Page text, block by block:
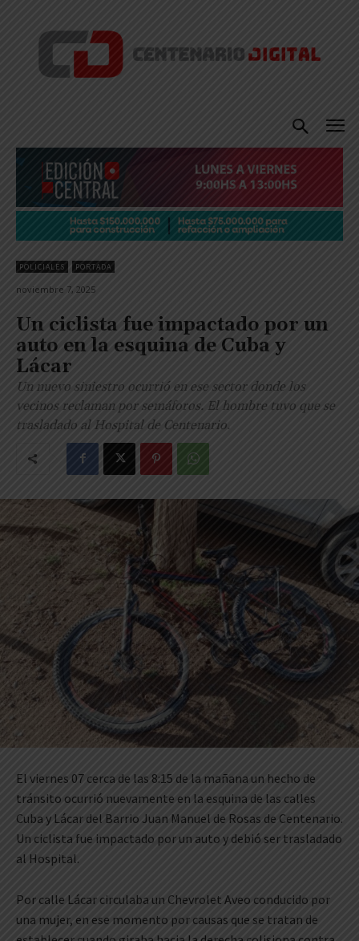
POLICIALES PORTADA
noviembre 7, 2025
Un ciclista fue impactado por un
auto en la esquina de Cuba y
Lácar
Un nuevo siniestro ocurrió en ese sector donde los
vecinos reclaman por semáforos. El hombre tuvo que se
trasladado al Hospital de Centenario.
El viernes 07 cerca de las 8:15 de la mañana un hecho de
tránsito ocurrió nuevamente en la esquina de las calles
Cuba y Lácar del Barrio Juan Manuel de Rosas de Centenario.
Un ciclista fue impactado por un auto y debió ser trasladado
al Hospital.
Por calle Lácar circulaba un Chevrolet Aveo conducido por
una mujer, en ese momento por causas que se tratan de